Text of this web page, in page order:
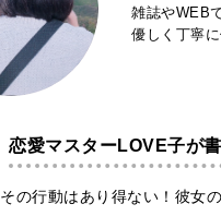
雑誌やWEB
優しく丁寧
恋愛マスターLOVE子が
その行動はあり得ない！彼女